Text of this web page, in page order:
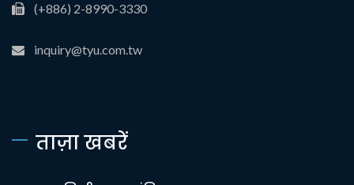
(+886) 2-8990-3330
inquiry@tyu.com.tw
ताज़ा खबरें